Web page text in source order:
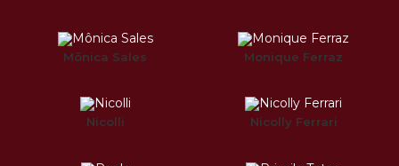
Mônica Sales Monique Ferraz
Nicolli Nicolly Ferrari